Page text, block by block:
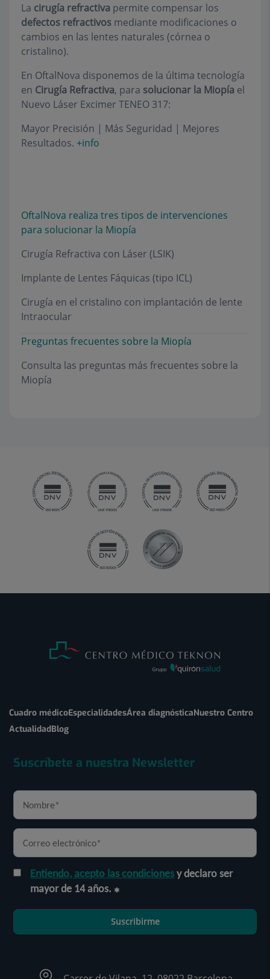
La cirugía refractiva permite compensar los
defectos refractivos mediante modificaciones o
cambios en las lentes naturales (córnea o
cristalino).
En OftalNova disponemos de la última tecnología
en Cirugía Refractiva, para solucionar la Miopía el
Nuevo Láser Excimer TENEO 317:
Mayor Precisión | Más Seguridad | Mejores
Resultados. +info
OftalNova realiza tres tipos de intervenciones
para solucionar la Miopía
Cirugía Refractiva con Láser (LSIK)
Implante de Lentes Fáquicas (tipo ICL)
Cirugía en el cristalino con implantación de lente
Intraocular
Preguntas frecuentes sobre la Miopía
Consulta las preguntas más frecuentes sobre la
Miopía
Cuadro médicoEspecialidadesÁrea diagnósticaNuestro Centro
ActualidadBlog
Suscríbete a nuestra Newsletter
Entiendo, acepto las condicionesy declaro ser
mayor de 14 años.
Suscribirme